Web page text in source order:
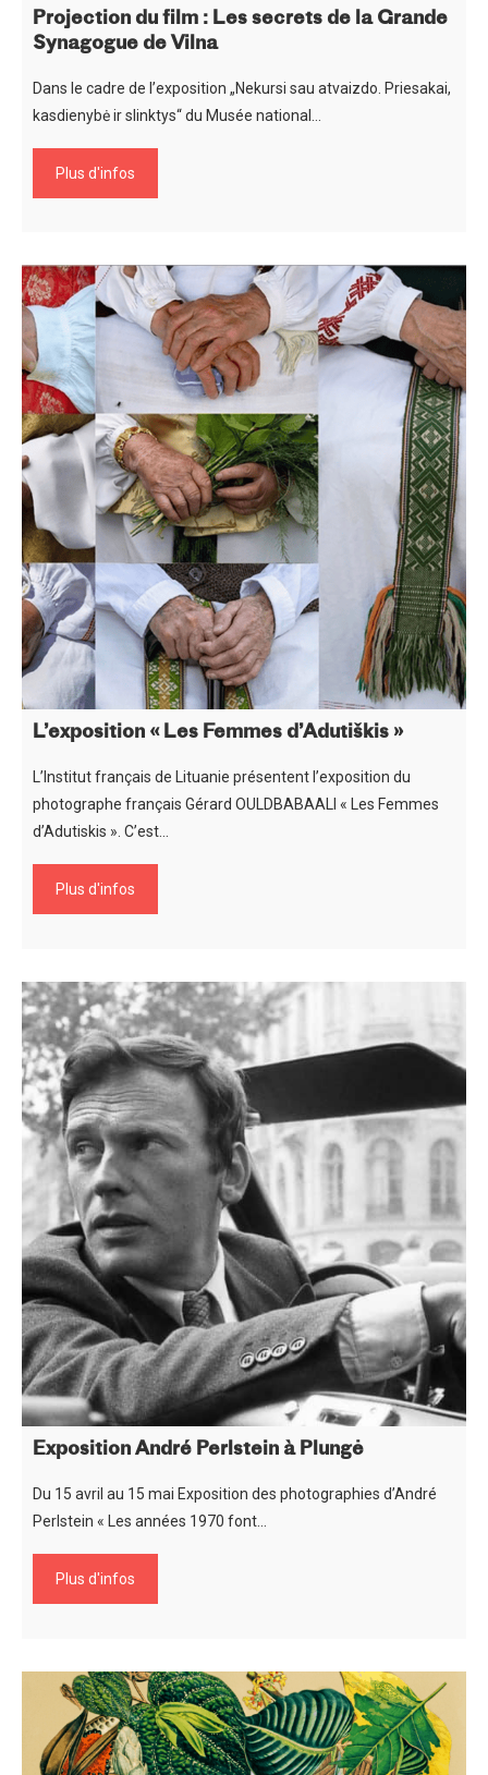
Projection du film : Les secrets de la Grande
Synagogue de Vilna
Dans le cadre de l’exposition „Nekursi sau atvaizdo. Priesakai,
kasdienybė ir slinktys“ du Musée national…
Plus d'infos
L’exposition « Les Femmes d’Adutiškis »
L’Institut français de Lituanie présentent l’exposition du
photographe français Gérard OULDBABAALI « Les Femmes
d’Adutiskis ». C’est…
Plus d'infos
Exposition André Perlstein à Plungė
Du 15 avril au 15 mai Exposition des photographies d’André
Perlstein « Les années 1970 font…
Plus d'infos